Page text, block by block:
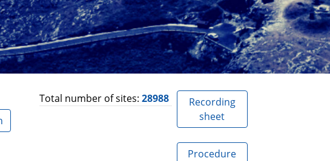
Total number of sites: 28988
Recording
sheet
Procedure